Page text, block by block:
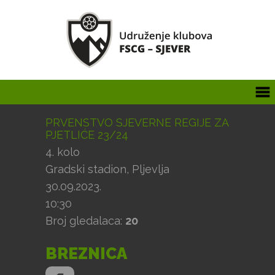
PRVENSTVO SJEVERNE REGIJE ZA
PJETLIĆE 23/24
4. kolo
Gradski stadion, Pljevlja
30.09.2023.
10:30
Broj gledalaca: 20
BREZNICA